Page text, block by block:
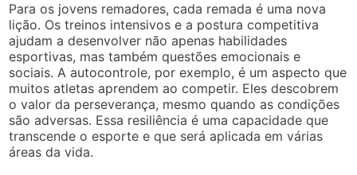
Para os jovens remadores, cada remada é uma nova
lição. Os treinos intensivos e a postura competitiva
ajudam a desenvolver não apenas habilidades
esportivas, mas também questões emocionais e
sociais. A autocontrole, por exemplo, é um aspecto que
muitos atletas aprendem ao competir. Eles descobrem
o valor da perseverança, mesmo quando as condições
são adversas. Essa resiliência é uma capacidade que
transcende o esporte e que será aplicada em várias
áreas da vida.